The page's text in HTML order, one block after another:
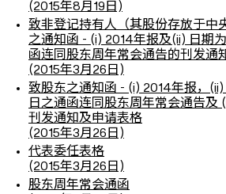
(2015年8月19日)
致非登记持有人（其股份存放于中
之通知函 - (i) 2014年报及(ii) 日期
函连同股东周年常会通告的刊发通
(2015年3月26日)
致股东之通知函 - (i) 2014年报，
日之通函连同股东周年常会通告及
刊发通知及申请表格
(2015年3月26日)
代表委任表格
(2015年3月26日)
股东周年常会通函